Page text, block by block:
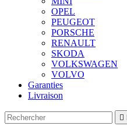
OPEL
PEUGEOT
PORSCHE
RENAULT
SKODA
VOLKSWAGEN
VOLVO
Garanties
Livraison
